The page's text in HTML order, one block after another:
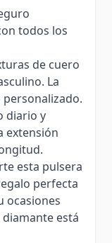
todos los
de cuero
La
diario y
extensión
esta pulsera
perfecta
ocasiones
está